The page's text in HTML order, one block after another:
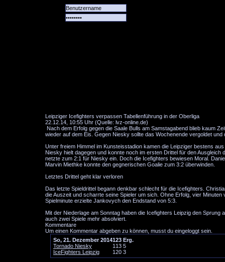
Leipziger Icefighters verpassen Tabellenführung in der Oberliga
22.12.14, 10:55 Uhr (Quelle: lvz-online.de)
Nach dem Erfolg gegen die Saale Bulls am Samstagabend blieb kaum
wieder auf dem Eis. Gegen Niesky sollte das Wochenende vergoldet
Unter freiem Himmel im Kunsteisstadion kamen die Leipziger bestens
Niesky hielt dagegen und konnte noch im ersten Drittel für den
netzte zum 2:1 für Niesky ein. Doch die Icefighters bewiesen Moral.
Marvin Miethke konnte den gegnerischen Goalie zum 3:2 überwinden.
Letztes Drittel geht klar verloren
Das letzte Spieldrittel begann denkbar schlecht für die Icefighters.
die Auszeit und scharrte seine Spieler um sich. Ohne Erfolg, vier
Spielminute erzielte Jankovych den Endstand von 5:3.
Mit der Niederlage am Sonntag haben die Icefighters Leipzig den
auch zwei Spiele mehr absolviert.
Kommentare
Um einen Kommentar abgeben zu können, musst du eingeloggt sein.
So, 21. Dezember 2014123 Erg.
Tornado Niesky
1 13 5
IceFighters Leipzig
120 3